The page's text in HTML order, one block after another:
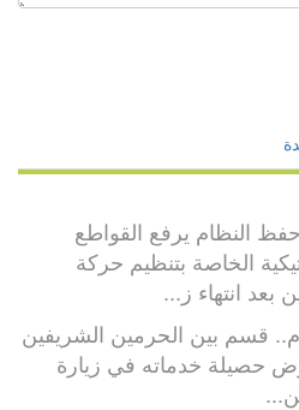
النظام يرفع القواطع
الخاصة بتنظيم حركة
بعد انتهاء ز...
قسم بين الحرمين الشريفين
حصيلة خدماته في زيارة